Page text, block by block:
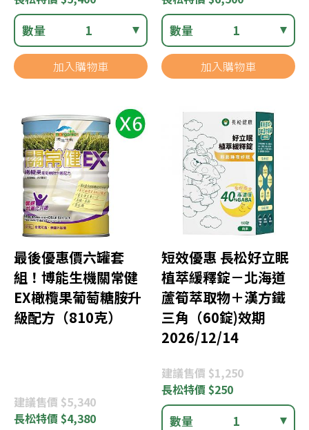
數量 1
加入購物車
數量 1
加入購物車
最後優惠價六罐套
組！博能生機關常健
EX橄欖果葡萄糖胺升
級配方（810克）
建議售價 $5,340
長松特價 $4,380
短效優惠 長松好立眠
植萃緩釋錠－北海道
蘆筍萃取物＋漢方鐵
三角（60錠)效期
2026/12/14
建議售價 $1,250
長松特價 $250
數量 1